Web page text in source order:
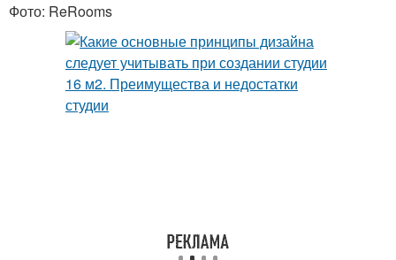
Фото: ReRooms